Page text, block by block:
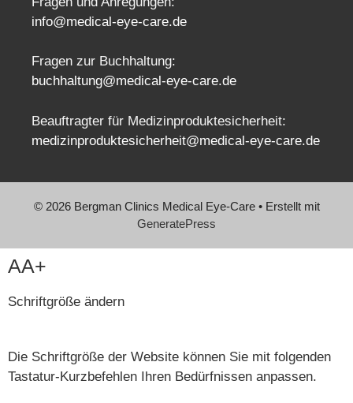
info@medical-eye-care.de
Fragen zur Buchhaltung:
buchhaltung@medical-eye-care.de
Beauftragter für Medizinproduktesicherheit:
medizinproduktesicherheit@medical-eye-care.de
© 2026 Bergman Clinics Medical Eye-Care• Erstellt mit
GeneratePress
AA+
Schriftgröße ändern
Die Schriftgröße der Website können Sie mit folgenden
Tastatur-Kurzbefehlen Ihren Bedürfnissen anpassen.